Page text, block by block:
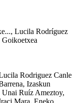
Lucila Rodríguez
Rodriguez Canle
Izaskun
Ruíz Ameztoy,
Mara, Eneko